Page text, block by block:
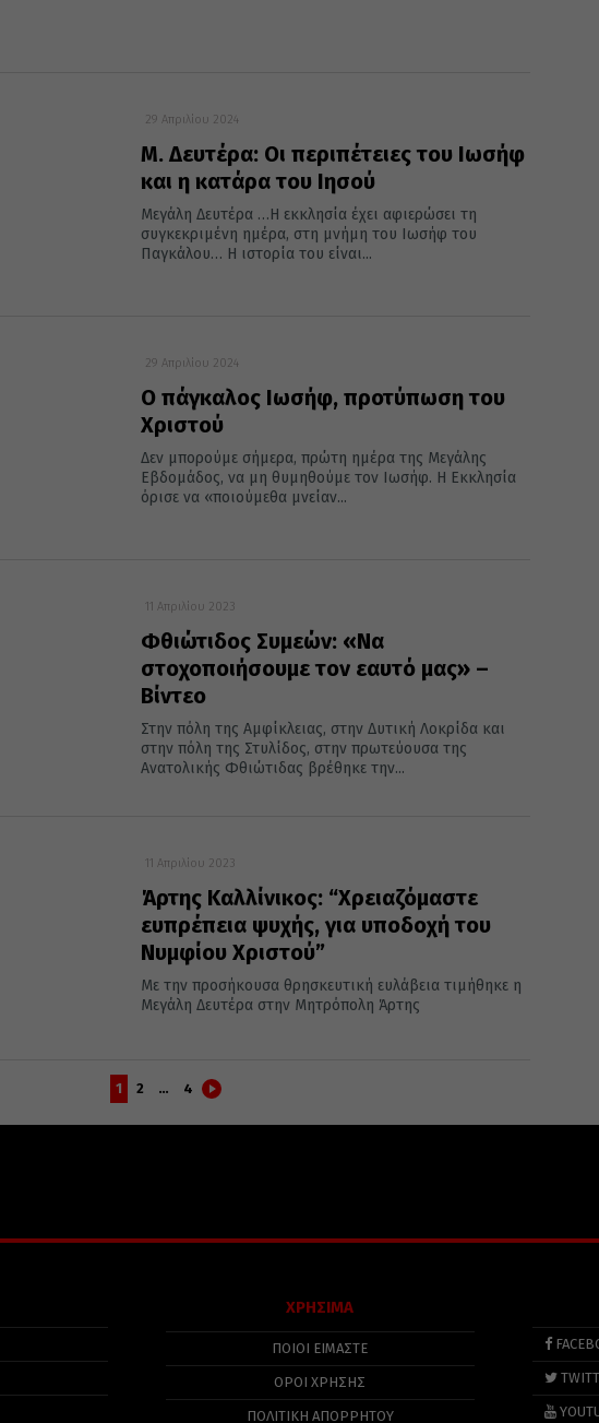
29 Απριλίου 2024
Μ. Δευτέρα: Οι περιπέτειες του Ιωσήφ
και η κατάρα του Ιησού
Μεγάλη Δευτέρα …Η εκκλησία έχει αφιερώσει τη
συγκεκριμένη ημέρα, στη μνήμη του Ιωσήφ του
Παγκάλου… Η ιστορία του είναι...
29 Απριλίου 2024
Ο πάγκαλος Ιωσήφ, προτύπωση του
Χριστού
Δεν μπορούμε σήμερα, πρώτη ημέρα της Μεγάλης
Εβδομάδος, να μη θυμηθούμε τον Ιωσήφ. Η Εκκλησία
όρισε να «ποιούμεθα μνείαν...
11 Απριλίου 2023
Φθιώτιδος Συμεών: «Να
στοχοποιήσουμε τον εαυτό μας» –
Βίντεο
Στην πόλη της Αμφίκλειας, στην Δυτική Λοκρίδα και
στην πόλη της Στυλίδος, στην πρωτεύουσα της
Ανατολικής Φθιώτιδας βρέθηκε την...
11 Απριλίου 2023
Άρτης Καλλίνικος: “Χρειαζόμαστε
ευπρέπεια ψυχής, για υποδοχή του
Νυμφίου Χριστού”
Με την προσήκουσα θρησκευτική ευλάβεια τιμήθηκε η
Μεγάλη Δευτέρα στην Μητρόπολη Άρτης
1 2 … 4
ΧΡΗΣΙΜΑ
ΠΟΙΟΙ ΕΙΜΑΣΤΕ
ΟΡΟΙ ΧΡΗΣΗΣ
ΠΟΛΙΤΙΚΉ ΑΠΟΡΡΉΤΟΥ